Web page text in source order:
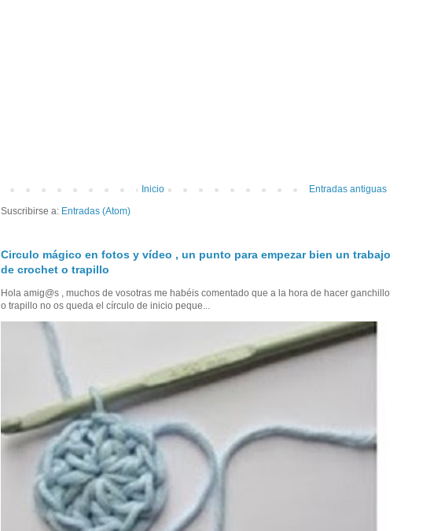
Entradas antiguas
Inicio
Suscribirse a: Entradas (Atom)
Circulo mágico en fotos y vídeo , un punto para empezar bien un trabajo
de crochet o trapillo
Hola amig@s , muchos de vosotras me habéis comentado que a la hora de hacer ganchillo
o trapillo no os queda el círculo de inicio peque...